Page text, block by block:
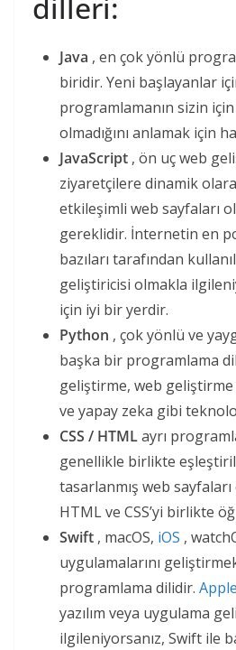
Java , en çok yönlü
biridir. Yeni başlayanlar
programlamanın sizin
olmadığını anlamak için
JavaScript , ön uç web
ziyaretçilere dinamik
etkileşimli web sayfaları
gereklidir. İnternetin en
bazıları tarafından
geliştiricisi olmakla
için iyi bir yerdir.
Python , çok yönlü ve
başka bir programlama
geliştirme, web
ve yapay zeka gibi
CSS / HTMLayrı
genellikle birlikte
tasarlanmış web
HTML ve CSS’yi birlikte
Swift , macOS, iOS ,
uygulamalarını
programlama dilidir. Apple
yazılım veya uygulama
ilgileniyorsanız, Swift ile